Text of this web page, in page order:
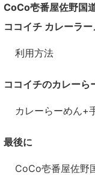
CoCo壱番屋佐野国
ココイチ カレーラ
利用方法
ココイチのカレーら
カレーらーめん+
最後に
CoCo壱番屋佐野